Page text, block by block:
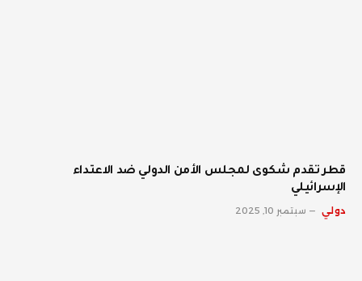
قطر تقدم شكوى لمجلس الأمن الدولي ضد الاعتداء
الإسرائيلي
دولي سبتمبر 10, 2025